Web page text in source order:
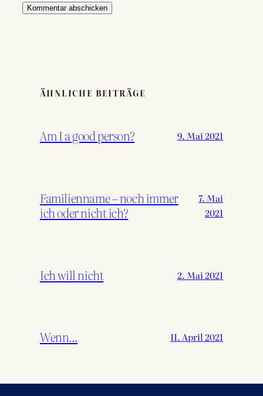
ÄHNLICHE BEITRÄGE
Am I a good person? 9. Mai 2021
Familienname – noch immer
ich oder nicht ich?
7. Mai
2021
Ich will nicht 2. Mai 2021
Wenn… 11. April 2021